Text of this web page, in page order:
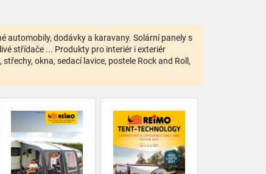
automobily, dodávky a karavany. Solární panely s
střídače ... Produkty pro interiér i exteriér
okna, sedací lavice, postele Rock and Roll,